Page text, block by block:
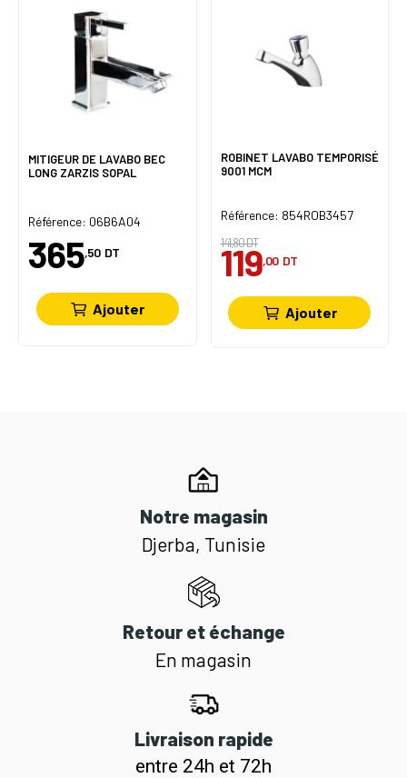
MITIGEUR DE LAVABO BEC
LONG ZARZIS SOPAL
Référence: 06B6A04
365,50 DT
Ajouter
ROBINET LAVABO TEMPORISÉ
9001 MCM
Référence: 854ROB3457
141,80 DT
119,00 DT
Ajouter
Notre magasin
Djerba, Tunisie
Retour et échange
En magasin
Livraison rapide
entre 24h et 72h